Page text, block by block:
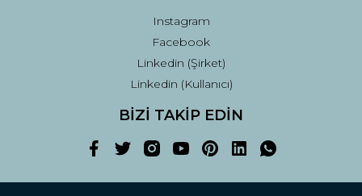
Instagram
Facebook
Linkedin (Şirket)
Linkedin (Kullanıcı)
BİZİ TAKİP EDİN